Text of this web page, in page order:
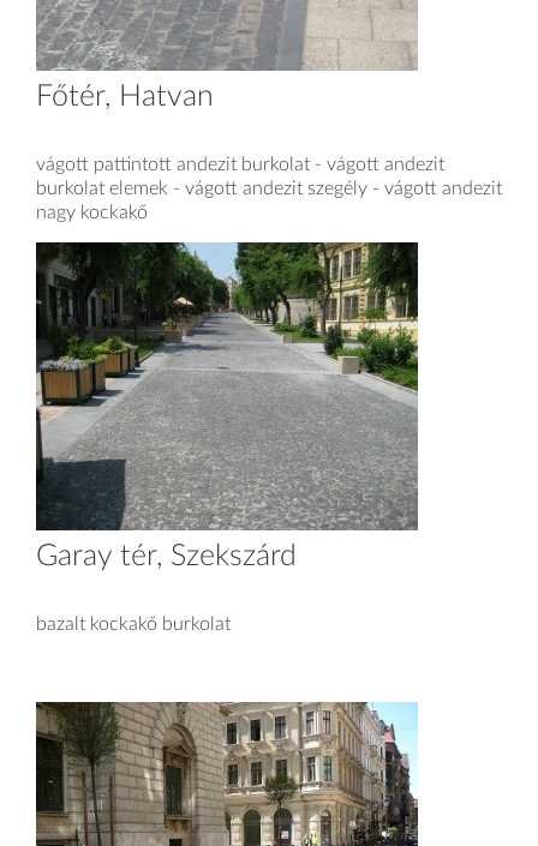
Főtér, Hatvan
vágott pattintott andezit burkolat - vágott andezit
burkolat elemek - vágott andezit szegély - vágott andezit
nagy kockakő
Garay tér, Szekszárd
bazalt kockakő burkolat